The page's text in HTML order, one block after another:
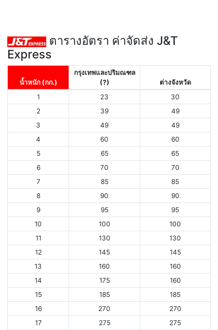
ตารางอัตรา ค่าจัดส่ง J&T
Express
น้ำหนัก (กก.)
กรุงเทพและปริมณฑล
(?)
ต่างจังหวัด
1
23
30
2
39
49
3
49
49
4
60
60
5
65
65
6
70
70
7
85
85
8
90
90
9
95
95
10
100
100
11
130
130
12
145
145
13
160
160
14
175
160
15
185
185
16
270
270
17
275 275